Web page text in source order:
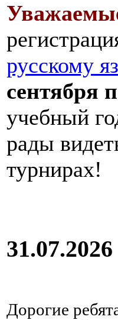
русскому
сентября
учебный
рады
турнирах!
31.07.2026
Дорогие